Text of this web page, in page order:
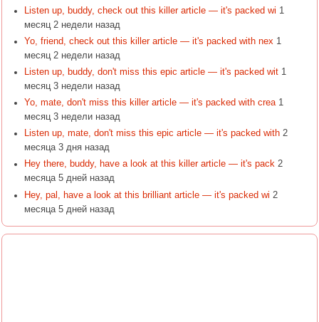
Listen up, buddy, check out this killer article — it's packed wi 1
месяц 2 недели назад
Yo, friend, check out this killer article — it's packed with nex 1
месяц 2 недели назад
Listen up, buddy, don't miss this epic article — it's packed wit 1
месяц 3 недели назад
Yo, mate, don't miss this killer article — it's packed with crea 1
месяц 3 недели назад
Listen up, mate, don't miss this epic article — it's packed with 2
месяца 3 дня назад
Hey there, buddy, have a look at this killer article — it's pack 2
месяца 5 дней назад
Hey, pal, have a look at this brilliant article — it's packed wi 2
месяца 5 дней назад